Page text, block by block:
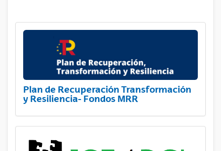
Plan de Recuperación Transformación
y Resiliencia- Fondos MRR